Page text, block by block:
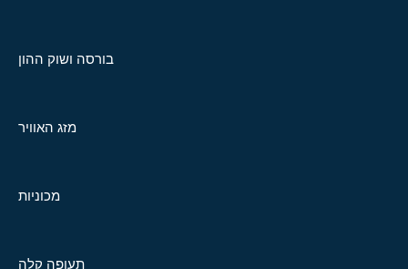
בורסה ושוק ההון
מזג האוויר
מכוניות
תעופה קלה